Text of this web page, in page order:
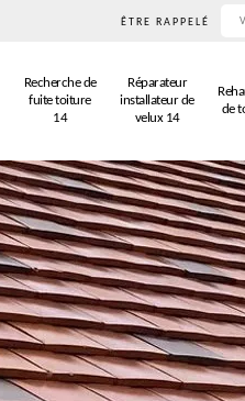
ÊTRE RAPPELÉ
Recherche de
fuite toiture
14
Réparateur
installateur de
velux 14
de